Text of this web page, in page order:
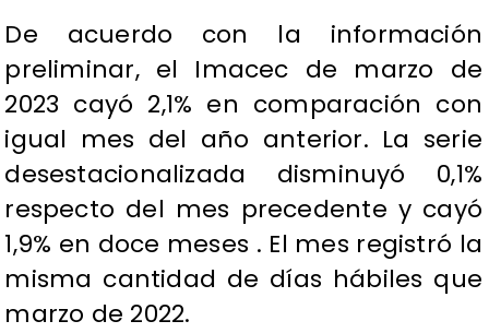
De acuerdo con la información
preliminar, el Imacec de marzo de
2023 cayó 2,1% en comparación con
igual mes del año anterior. La serie
desestacionalizada disminuyó 0,1%
respecto del mes precedente y cayó
1,9% en doce meses . El mes registró la
misma cantidad de días hábiles que
marzo de 2022.